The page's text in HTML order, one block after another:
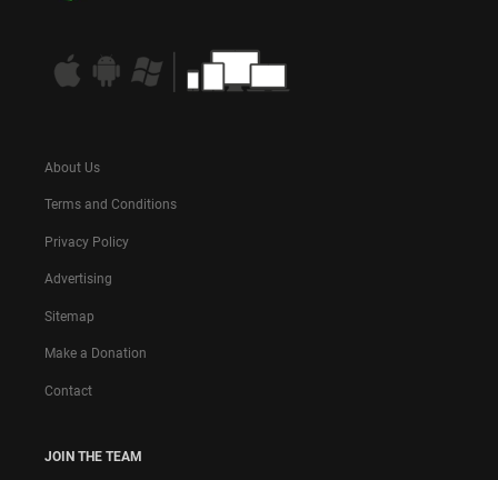
About Us
Terms and Conditions
Privacy Policy
Advertising
Sitemap
Make a Donation
Contact
JOIN THE TEAM